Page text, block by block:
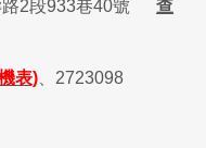
2段933巷40號
查
表)
2723098